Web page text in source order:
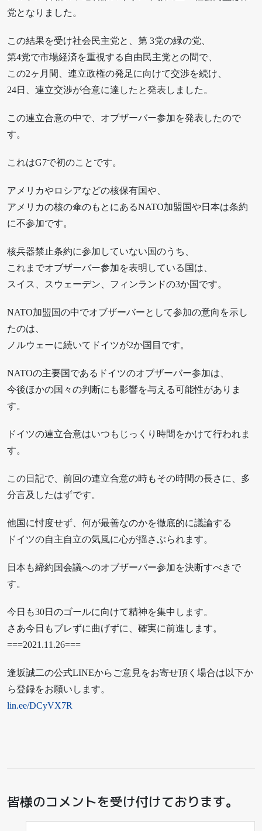
党となりました。
この結果を受け社会民主党と、第 3党の緑の党、
第4党で市場経済を重視する自由民主党との間で、
この2ヶ月間、連立政権の発足に向けて交渉を続け、
24日、連立交渉が合意に達したと発表しました。
この連立合意の中で、オブザーバー参加を発表したので
す。
これはG7で初のことです。
アメリカやロシアなどの核保有国や、
アメリカの核の傘のもとにあるNATO加盟国や日本は条約
に不参加です。
核兵器禁止条約に参加していない国のうち、
これまでオブザーバー参加を表明している国は、
スイス、スウェーデン、フィンランドの3か国です。
NATO加盟国の中でオブザーバーとして参加の意向を示し
たのは、
ノルウェーに続いてドイツが2か国目です。
NATOの主要国であるドイツのオブザーバー参加は、
今後ほかの国々の判断にも影響を与える可能性がありま
す。
ドイツの連立合意はいつもじっくり時間をかけて行われま
す。
この日記で、前回の連立合意の時もその時間の長さに、多
分言及したはずです。
他国に忖度せず、何が最善なのかを徹底的に議論する
ドイツの自主自立の気風に心が揺さぶられます。
日本も締約国会議へのオブザーバー参加を決断すべきで
す。
今日も30日のゴールに向けて精神を集中します。
さあ今日もブレずに曲げずに、確実に前進します。
===2021.11.26===
逢坂誠二の公式LINEからご意見をお寄せ頂く場合は以下か
ら登録をお願いします。
lin.ee/DCyVX7R
皆様のコメントを受け付けております。